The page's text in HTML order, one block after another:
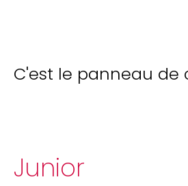
C'est le panneau de
Junior